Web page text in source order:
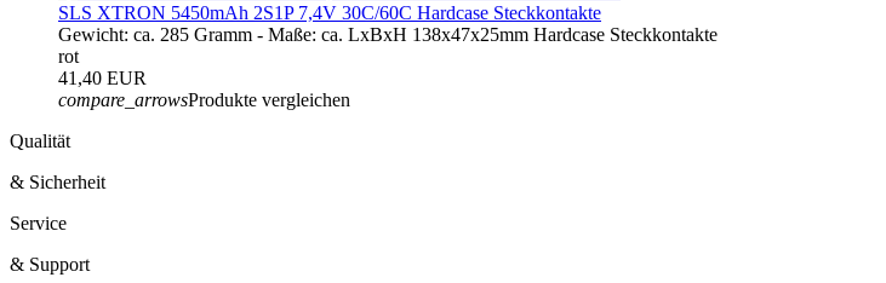
SLS XTRON 5450mAh 2S1P 7,4V 30C/60C Hardcase Steckkontakte
Gewicht: ca. 285 Gramm - Maße: ca. LxBxH 138x47x25mm Hardcase Steckkontakte
rot
41,40 EUR
compare_arrowsProdukte vergleichen
Qualität
& Sicherheit
Service
& Support